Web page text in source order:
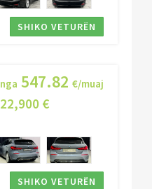
SHIKO VETURËN
nga 547.82 €/muaj
22,900 €
SHIKO VETURËN